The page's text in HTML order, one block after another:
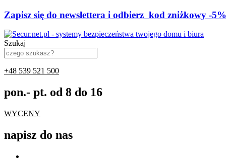
Zapisz się do newslettera i odbierz kod zniżkowy -5%
Szukaj
+48 539 521 500
pon.- pt. od 8 do 16
WYCENY
napisz do nas